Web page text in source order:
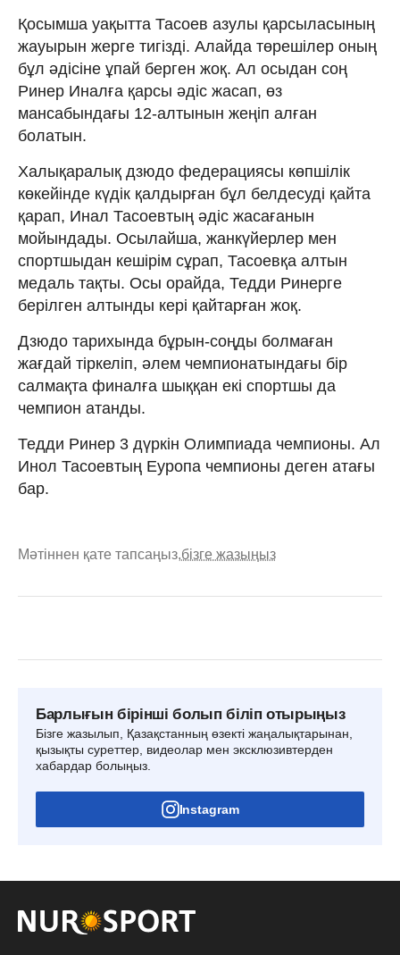
Қосымша уақытта Тасоев азулы қарсыласының
жауырын жерге тигізді. Алайда төрешілер оның
бұл әдісіне ұпай берген жоқ. Ал осыдан соң
Ринер Иналға қарсы әдіс жасап, өз
мансабындағы 12-алтынын жеңіп алған
болатын.
Халықаралық дзюдо федерациясы көпшілік
көкейінде күдік қалдырған бұл белдесуді қайта
қарап, Инал Тасоевтың әдіс жасағанын
мойындады. Осылайша, жанкүйерлер мен
спортшыдан кешірім сұрап, Тасоевқа алтын
медаль тақты. Осы орайда, Тедди Ринерге
берілген алтынды кері қайтарған жоқ.
Дзюдо тарихында бұрын-соңды болмаған
жағдай тіркеліп, әлем чемпионатындағы бір
салмақта финалға шыққан екі спортшы да
чемпион атанды.
Тедди Ринер 3 дүркін Олимпиада чемпионы. Ал
Инол Тасоевтың Еуропа чемпионы деген атағы
бар.
Мәтіннен қате тапсаңыз,бізге жазыңыз
Барлығын бірінші болып біліп отырыңыз
Бізге жазылып, Қазақстанның өзекті жаңалықтарынан,
қызықты суреттер, видеолар мен эксклюзивтерден
хабардар болыңыз.
Instagram